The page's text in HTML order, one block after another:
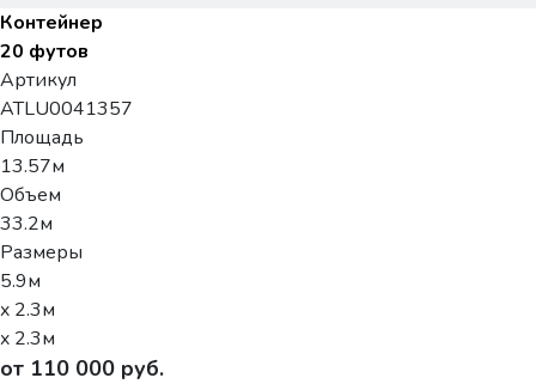
Контейнер
20 футов
Артикул
ATLU0041357
Площадь
13.57м
Объем
33.2м
Размеры
5.9м
x 2.3м
x 2.3м
от 110 000 руб.